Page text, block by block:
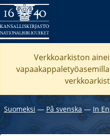
Verkkoarkiston
Suomeksi ― På svenska ― In